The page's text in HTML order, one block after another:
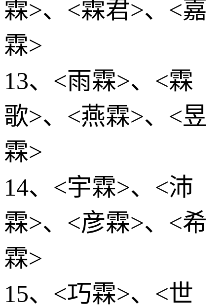
霖>、<霖君>、<嘉
霖>
13、<雨霖>、<霖
歌>、<燕霖>、<昱
霖>
14、<宇霖>、<沛
霖>、<彦霖>、<希
霖>
15、<巧霖>、<世